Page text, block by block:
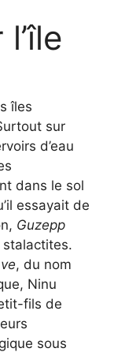
îles
sur
d’eau
dans le sol
essayait de
Guzepp
, du nom
Ninu
fils de
sous